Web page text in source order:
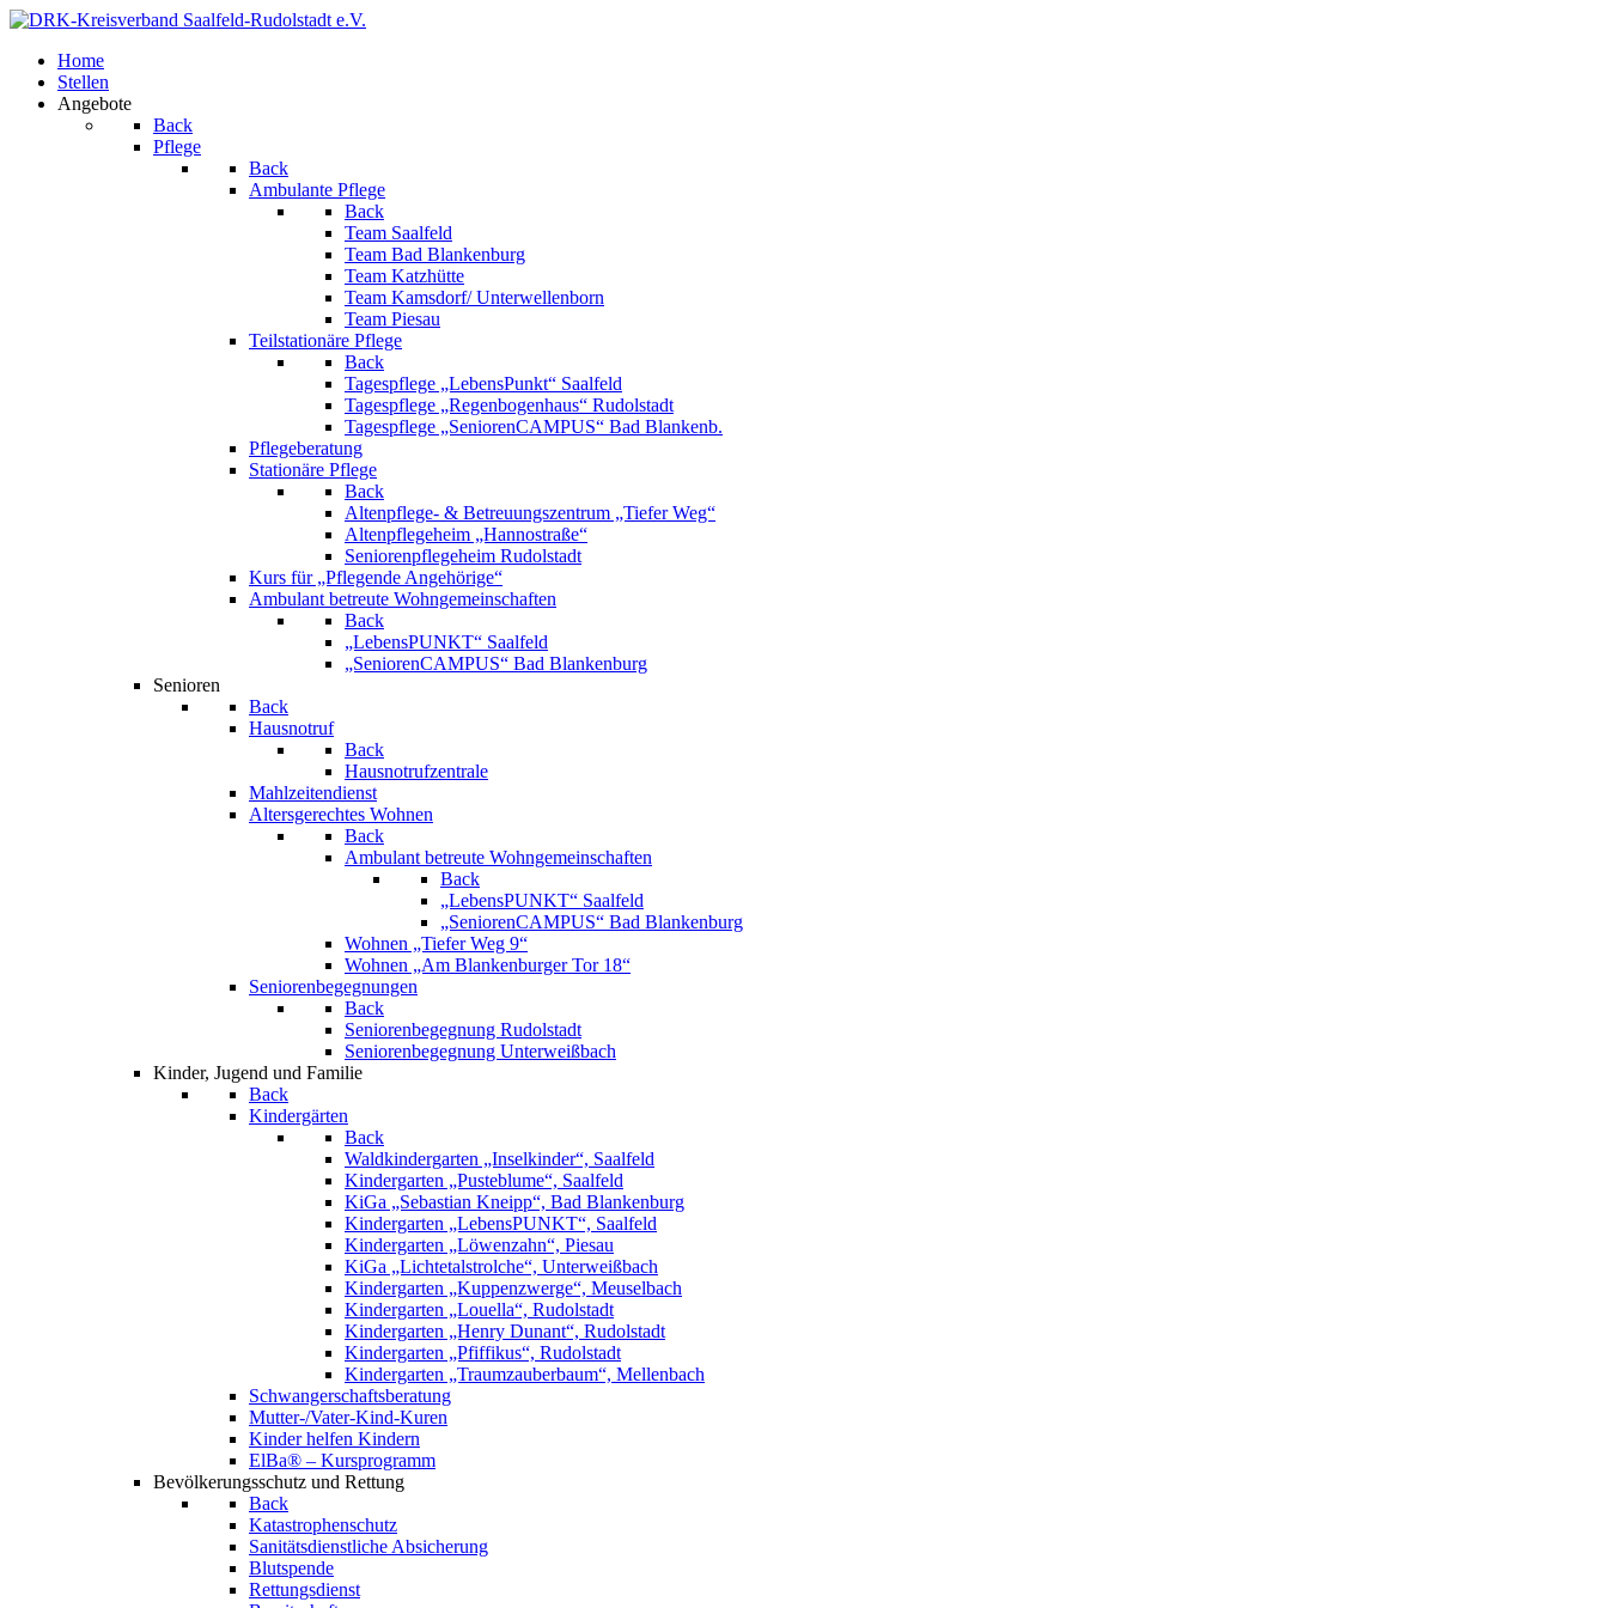
Home
Stellen
Angebote
Back
Pflege
Back
Ambulante Pflege
Back
Team Saalfeld
Team Bad Blankenburg
Team Katzhütte
Team Kamsdorf/ Unterwellenborn
Team Piesau
Teilstationäre Pflege
Back
Tagespflege „LebensPunkt“ Saalfeld
Tagespflege „Regenbogenhaus“ Rudolstadt
Tagespflege „SeniorenCAMPUS“ Bad Blankenb.
Pflegeberatung
Stationäre Pflege
Back
Altenpflege- & Betreuungszentrum „Tiefer Weg“
Altenpflegeheim „Hannostraße“
Seniorenpflegeheim Rudolstadt
Kurs für „Pflegende Angehörige“
Ambulant betreute Wohngemeinschaften
Back
„LebensPUNKT“ Saalfeld
„SeniorenCAMPUS“ Bad Blankenburg
Senioren
Back
Hausnotruf
Back
Hausnotrufzentrale
Mahlzeitendienst
Altersgerechtes Wohnen
Back
Ambulant betreute Wohngemeinschaften
Back
„LebensPUNKT“ Saalfeld
„SeniorenCAMPUS“ Bad Blankenburg
Wohnen „Tiefer Weg 9“
Wohnen „Am Blankenburger Tor 18“
Seniorenbegegnungen
Back
Seniorenbegegnung Rudolstadt
Seniorenbegegnung Unterweißbach
Kinder, Jugend und Familie
Back
Kindergärten
Back
Waldkindergarten „Inselkinder“, Saalfeld
Kindergarten „Pusteblume“, Saalfeld
KiGa „Sebastian Kneipp“, Bad Blankenburg
Kindergarten „LebensPUNKT“, Saalfeld
Kindergarten „Löwenzahn“, Piesau
KiGa „Lichtetalstrolche“, Unterweißbach
Kindergarten „Kuppenzwerge“, Meuselbach
Kindergarten „Louella“, Rudolstadt
Kindergarten „Henry Dunant“, Rudolstadt
Kindergarten „Pfiffikus“, Rudolstadt
Kindergarten „Traumzauberbaum“, Mellenbach
Schwangerschaftsberatung
Mutter-/Vater-Kind-Kuren
Kinder helfen Kindern
ElBa® – Kursprogramm
Bevölkerungsschutz und Rettung
Back
Katastrophenschutz
Sanitätsdienstliche Absicherung
Blutspende
Rettungsdienst